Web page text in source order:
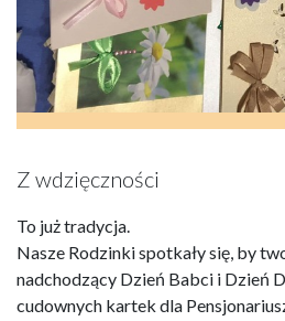
Z wdzięczności
To już tradycja.
Nasze Rodzinki spotkały się, by
nadchodzący Dzień Babci i Dzień
cudownych kartek dla